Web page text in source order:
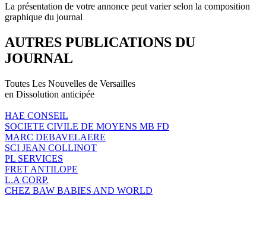
La présentation de votre annonce peut varier selon la composition
graphique du journal
AUTRES PUBLICATIONS DU
JOURNAL
Toutes Les Nouvelles de Versailles
en Dissolution anticipée
HAE CONSEIL
SOCIETE CIVILE DE MOYENS MB FD
MARC DEBAVELAERE
SCI JEAN COLLINOT
PL SERVICES
FRET ANTILOPE
L.A CORP.
CHEZ BAW BABIES AND WORLD